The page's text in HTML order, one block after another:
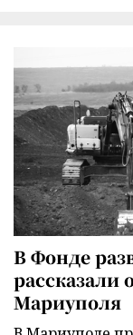
В Фонде
рассказали
Мариуполя